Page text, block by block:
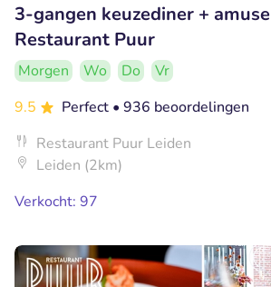
3-gangen keuzediner +
Restaurant Puur
Morgen Wo Do
Vr
9.5
Perfect • 936 beoordelingen
Restaurant Puur Leiden
Leiden (2km)
Verkocht: 97